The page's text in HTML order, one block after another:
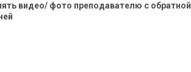
видео/ фото преподавателю с обратной